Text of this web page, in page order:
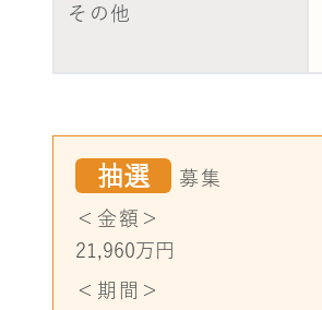
その他
抽選 募集
＜金額＞
21,960万円
＜期間＞